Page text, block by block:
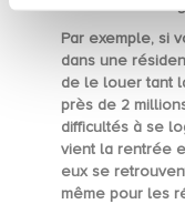
Par exemple, si
dans une
de le louer tant
près de 2
difficultés à se
vient la rentrée
eux se
même pour les